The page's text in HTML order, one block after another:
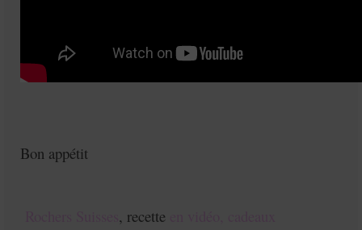
Bon appétit
, recette